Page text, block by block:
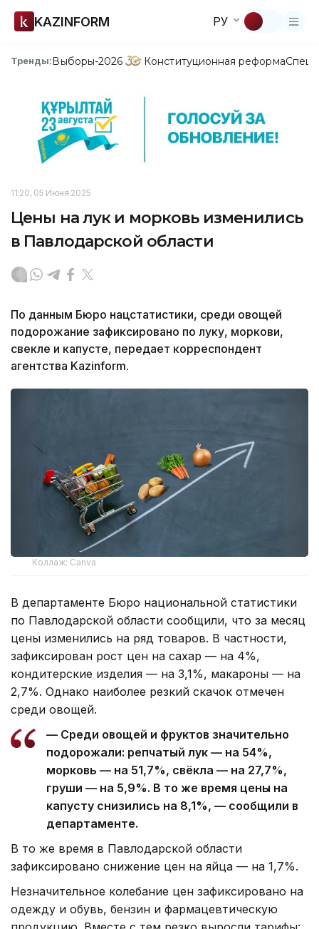
KAZINFORM РУ
Тренды:Выборы-2026 Конституционная реформа
11:20, 05 Июня 2025
Цены на лук и морковь изменились
в Павлодарской области
По данным Бюро нацстатистики, среди овощей
подорожание зафиксировано по луку, моркови,
свекле и капусте, передает корреспондент
агентства Kazinform.
Коллаж: Canva
В департаменте Бюро национальной статистики
по Павлодарской области сообщили, что за месяц
цены изменились на ряд товаров. В частности,
зафиксирован рост цен на сахар — на 4%,
кондитерские изделия — на 3,1%, макароны — на
2,7%. Однако наиболее резкий скачок отмечен
среди овощей.
— Среди овощей и фруктов значительно
подорожали: репчатый лук — на 54%,
морковь — на 51,7%, свёкла — на 27,7%,
груши — на 5,9%. В то же время цены на
капусту снизились на 8,1%, — сообщили в
департаменте.
В то же время в Павлодарской области
зафиксировано снижение цен на яйца — на 1,7%.
Незначительное колебание цен зафиксировано на
одежду и обувь, бензин и фармацевтическую